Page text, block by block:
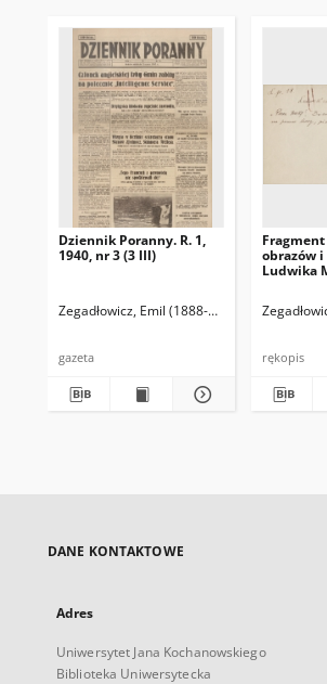
Dziennik Poranny. R. 1,
1940, nr 3 (3 III)
Zegadłowicz, Emil (1888-1941) Reischer
gazeta
obrazów
Ludwika
rękopis
DANE KONTAKTOWE
Adres
Uniwersytet Jana Kochanowskiego
Biblioteka Uniwersytecka